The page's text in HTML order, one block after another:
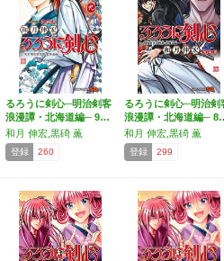
るろうに剣心─明治剣客
浪漫譚・北海道編─ 9…
和月 伸宏,黒碕 薫
登録 260
るろうに剣心─明治剣
浪漫譚・北海道編─
和月 伸宏,黒碕 薫
登録 299